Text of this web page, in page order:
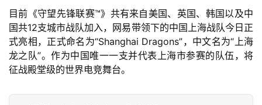
对
接
会
上
目前《守望先锋联赛™》共有来自美国、英国、韩国以及中
国共12支城市战队加入，网易带领下的中国上海战队今日正
式亮相，正式命名为“Shanghai Dragons”，中文名为“上海
龙之队”。作为中国唯一一支并代表上海市参赛的队伍，将
征战殿堂级的世界电竞舞台。